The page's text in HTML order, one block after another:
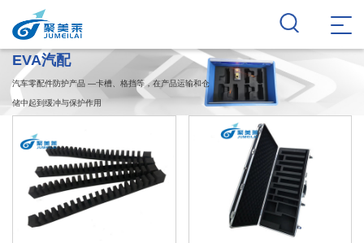
EVA汽配
汽车零配件防护产品 —卡槽、格挡等，在产品运输和仓
储中起到缓冲与保护作用